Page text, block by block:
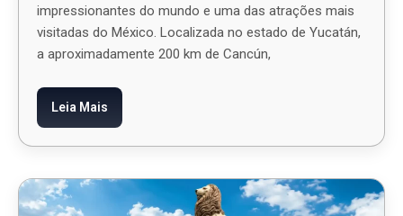
impressionantes do mundo e uma das atrações mais
visitadas do México. Localizada no estado de Yucatán,
a aproximadamente 200 km de Cancún,
Leia Mais